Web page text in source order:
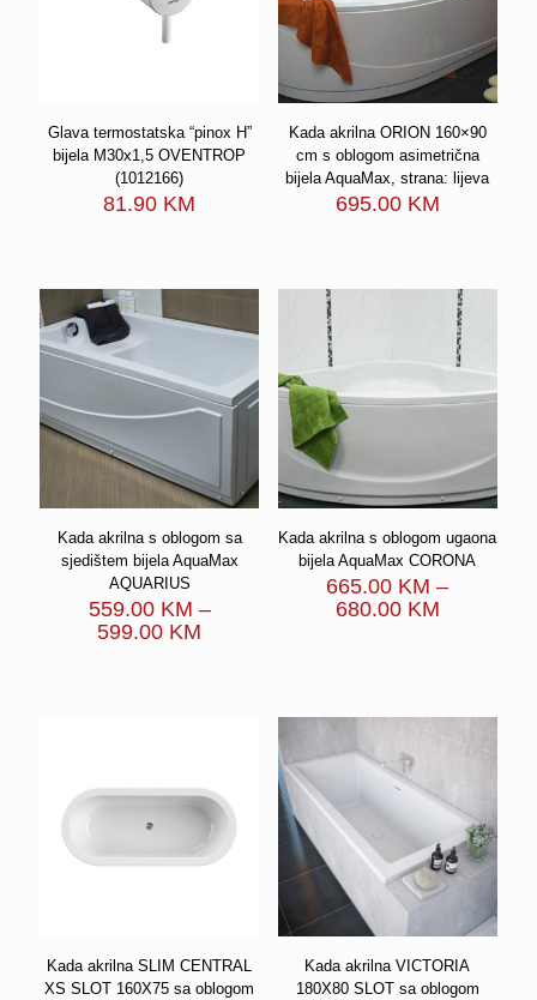
Glava termostatska “pinox H”
bijela M30x1,5 OVENTROP
(1012166)
81.90 KM
Kada akrilna ORION 160×90
cm s oblogom asimetrična
bijela AquaMax, strana: lijeva
695.00 KM
Kada akrilna s oblogom sa
sjedištem bijela AquaMax
AQUARIUS
559.00 KM –
599.00 KM
599.00 KM
Kada akrilna s oblogom ugaona
bijela AquaMax CORONA
665.00 KM –
680.00 KMPrice
Kada akrilna SLIM CENTRAL
XS SLOT 160X75 sa oblogom
Kada akrilna VICTORIA
180X80 SLOT sa oblogom